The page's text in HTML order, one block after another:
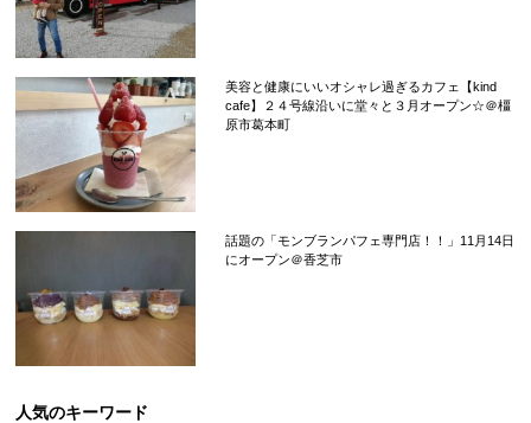
美容と健康にいいオシャレ過ぎるカフェ【kind
cafe】２４号線沿いに堂々と３月オープン☆＠橿
原市葛本町
話題の「モンブランパフェ専門店！！」11月14日
にオープン＠香芝市
人気のキーワード